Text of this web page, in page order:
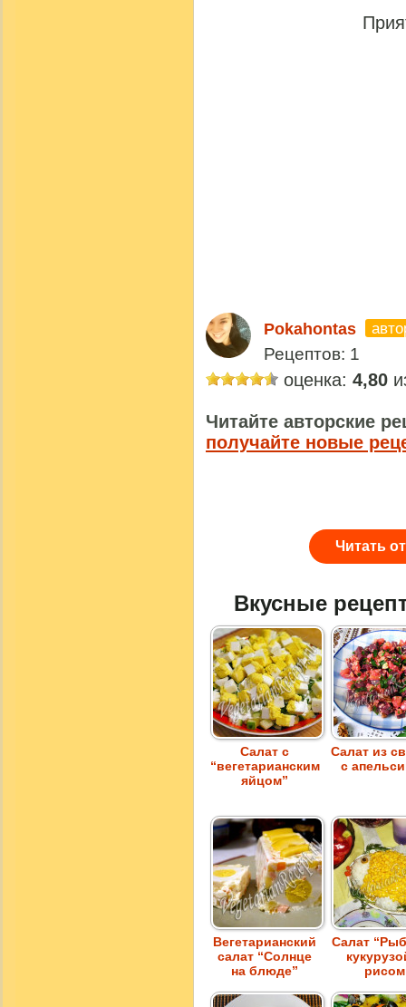
Pokahontas
Рецептов: 1
оценка: 4,80
Читайте авторские
получайте новые
Читать
Вкусные
Салат с
“вегетарианским
яйцом”
Салат из
с
Вегетарианский
салат “Солнце
на блюде”
Салат
рисом